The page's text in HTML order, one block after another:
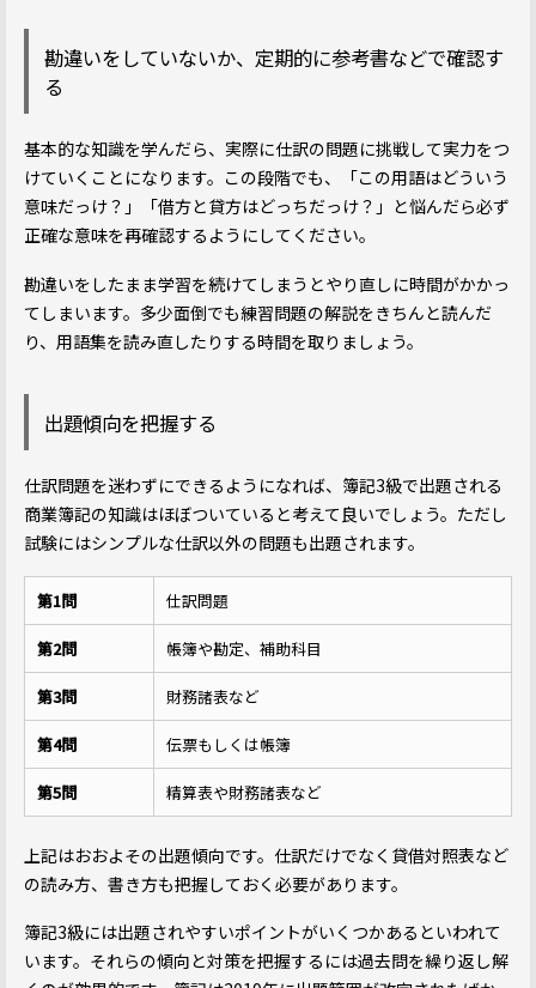
勘違いをしていないか、定期的に参考書などで確認す
る
基本的な知識を学んだら、実際に仕訳の問題に挑戦して実力をつ
けていくことになります。この段階でも、「この用語はどういう
意味だっけ？」「借方と貸方はどっちだっけ？」と悩んだら必ず
正確な意味を再確認するようにしてください。
勘違いをしたまま学習を続けてしまうとやり直しに時間がかかっ
てしまいます。多少面倒でも練習問題の解説をきちんと読んだ
り、用語集を読み直したりする時間を取りましょう。
出題傾向を把握する
仕訳問題を迷わずにできるようになれば、簿記3級で出題される
商業簿記の知識はほぼついていると考えて良いでしょう。ただし
試験にはシンプルな仕訳以外の問題も出題されます。
第1問 仕訳問題
第2問 帳簿や勘定、補助科目
第3問 財務諸表など
第4問 伝票もしくは帳簿
第5問 精算表や財務諸表など
上記はおおよその出題傾向です。仕訳だけでなく貸借対照表など
の読み方、書き方も把握しておく必要があります。
簿記3級には出題されやすいポイントがいくつかあるといわれて
います。それらの傾向と対策を把握するには過去問を繰り返し解